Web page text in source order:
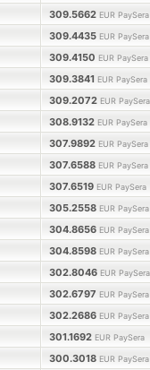
309.5662 EUR PaySera
309.4435 EUR PaySera
309.4150 EUR PaySera
309.3841 EUR PaySera
309.2072 EUR PaySera
308.9132 EUR PaySera
307.9892 EUR PaySera
307.6588 EUR PaySera
307.6519 EUR PaySera
305.2558 EUR PaySera
304.8656 EUR PaySera
304.8598 EUR PaySera
302.8046 EUR PaySera
302.6797 EUR PaySera
302.2686 EUR PaySera
301.1692 EUR PaySera
300.3018 EUR PaySera